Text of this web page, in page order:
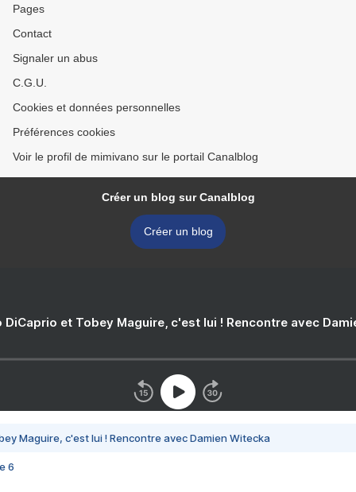
Pages
Contact
Signaler un abus
C.G.U.
Cookies et données personnelles
Préférences cookies
Voir le profil de mimivano sur le portail Canalblog
Créer un blog sur Canalblog
Créer un blog
DiCaprio et Tobey Maguire, c'est lui ! Rencontre avec
Maguire, c'est lui ! Rencontre avec Damien Witecka
6